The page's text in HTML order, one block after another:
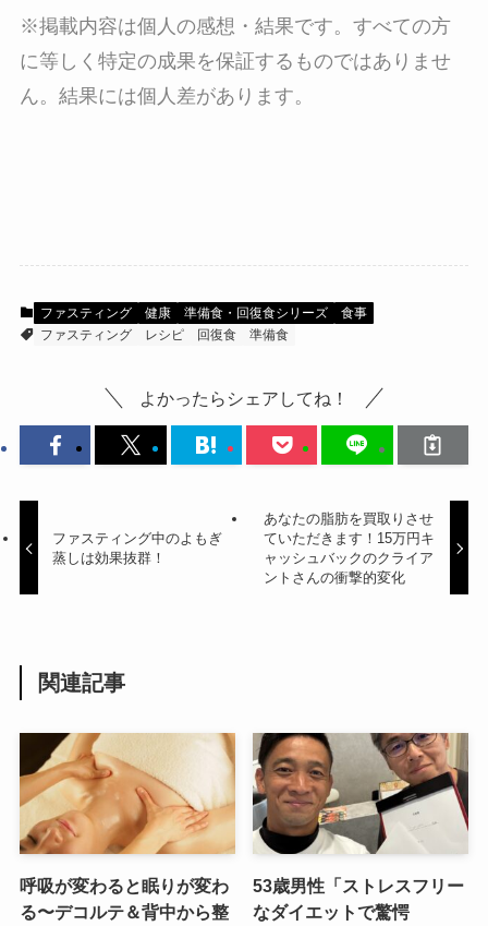
※掲載内容は個人の感想・結果です。すべての方
に等しく特定の成果を保証するものではありませ
ん。結果には個人差があります。
ファスティング 健康 準備食・回復食シリーズ
食事
ファスティング
レシピ 回復食 準備食
よかったらシェアしてね！
ファスティング中のよもぎ
蒸しは効果抜群！
あなたの脂肪を買取りさせ
ていただきます！15万円キ
ャッシュバックのクライア
ントさんの衝撃的変化
関連記事
呼吸が変わると眠りが変わ
る〜デコルテ＆背中から整
53歳男性「ストレスフリー
なダイエットで驚愕